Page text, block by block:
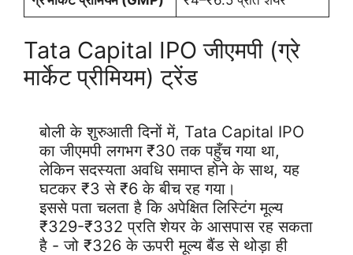
Tata Capital IPO जीएमपी (ग्रे
मार्केट प्रीमियम) ट्रेंड
बोली के शुरुआती दिनों में, Tata Capital IPO
का जीएमपी लगभग ₹30 तक पहुँच गया था,
लेकिन सदस्यता अवधि समाप्त होने के साथ, यह
घटकर ₹3 से ₹6 के बीच रह गया।
इससे पता चलता है कि अपेक्षित लिस्टिंग मूल्य
₹329-₹332 प्रति शेयर के आसपास रह सकता
है - जो ₹326 के ऊपरी मूल्य बैंड से थोड़ा ही